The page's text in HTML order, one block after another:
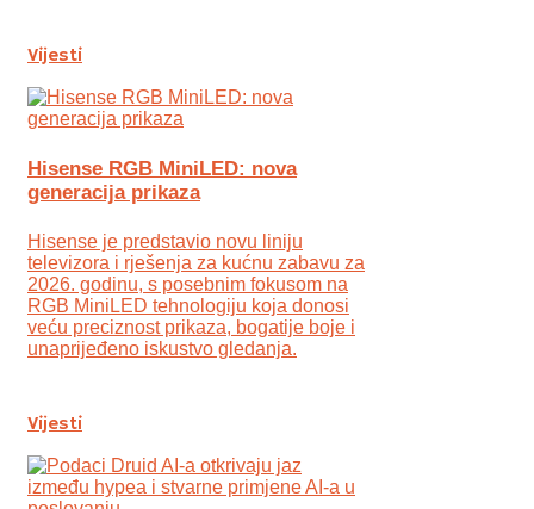
Vijesti
Hisense RGB MiniLED: nova
generacija prikaza
Hisense je predstavio novu liniju
televizora i rješenja za kućnu zabavu za
2026. godinu, s posebnim fokusom na
RGB MiniLED tehnologiju koja donosi
veću preciznost prikaza, bogatije boje i
unaprijeđeno iskustvo gledanja.
Vijesti